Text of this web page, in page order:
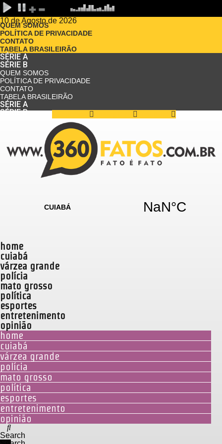
10 de Agosto de 2026
QUEM SOMOS
POLÍTICA DE PRIVACIDADE
CONTATO
TABELA BRASILEIRÃO
SÉRIE A
SÉRIE B
QUEM SOMOS
POLÍTICA DE PRIVACIDADE
CONTATO
TABELA BRASILEIRÃO
SÉRIE A
SÉRIE B
home
cuiabá
várzea grande
polícia
mato grosso
política
esportes
entretenimento
opinião
home
cuiabá
várzea grande
polícia
mato grosso
política
esportes
entretenimento
opinião
Search